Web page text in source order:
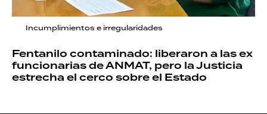
Incumplimientos e irregularidades
Fentanilo contaminado: liberaron a las ex
funcionarias de ANMAT, pero la Justicia
estrecha el cerco sobre el Estado